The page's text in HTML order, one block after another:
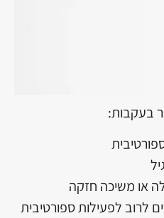
בעקבות:
או משיכה חזקה
לרוב לפעילות ספורטיבית